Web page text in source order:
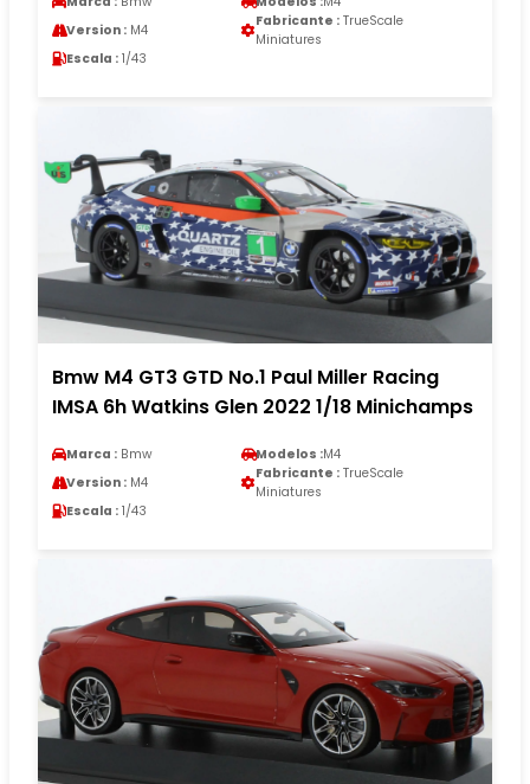
Version : M4
Fabricante : TrueScale
Miniatures
Escala : 1/43
Bmw M4 GT3 GTD No.1 Paul Miller Racing
IMSA 6h Watkins Glen 2022 1/18 Minichamps
Marca : Bmw Modelos :M4
Version : M4
Fabricante : TrueScale
Miniatures
Escala : 1/43